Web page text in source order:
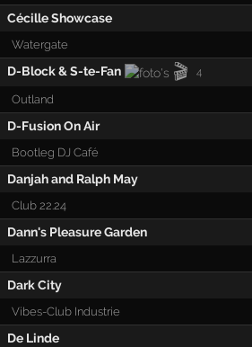
Cécille Showcase
Watergate
D-Block & S-te-Fan 🎬 4
Outland
D-Fusion On Air
Bootleg DJ Café
Danjah and Ralph May
Club 22.24
Dann's Pleasure Garden
Lazzurra
Dark City
Vibes-Club Industrie
De Linde